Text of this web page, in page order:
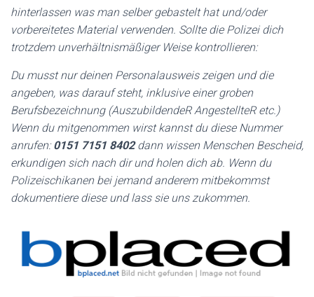
hinterlassen was man selber gebastelt hat und/oder
vorbereitetes Material verwenden. Sollte die Polizei dich
trotzdem unverhältnismäßiger Weise kontrollieren:
Du musst nur deinen Personalausweis zeigen und die
angeben, was darauf steht, inklusive einer groben
Berufsbezeichnung (AuszubildendeR AngestellteR etc.)
Wenn du mitgenommen wirst kannst du diese Nummer
anrufen: 0151 7151 8402dann wissen Menschen Bescheid,
erkundigen sich nach dir und holen dich ab. Wenn du
Polizeischikanen bei jemand anderem mitbekommst
dokumentiere diese und lass sie uns zukommen.